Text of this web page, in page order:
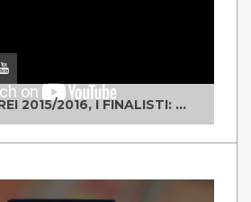
UNO TWO DREI 2015/2016, I FINALISTI: CLASSE IV ALS ISTITUTO "DEGASPERI" BORGO VALSUGANA